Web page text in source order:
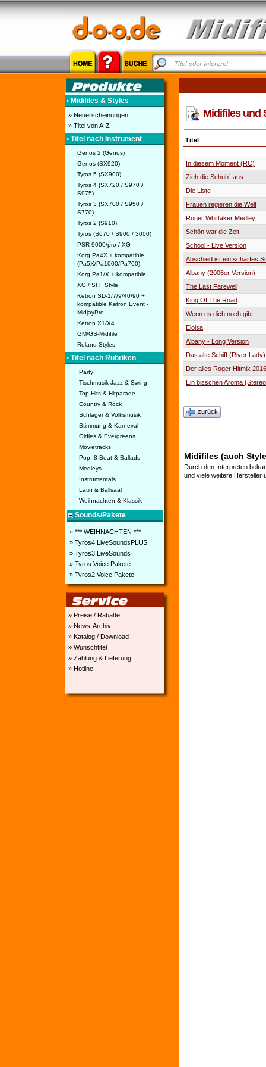
• Midifiles & Styles
» Neuerscheinungen
» Titel von A-Z
• Titel nach Instrument
Genos 2 (Genos)
Genos (SX920)
Tyros 5 (SX900)
Tyros 4 (SX720 / S970 /
S975)
Tyros 3 (SX700 / S950 /
S770)
Tyros 2 (S910)
Tyros (S670 / S900 / 3000)
PSR 9000/pro / XG
Korg Pa4X + kompatible
(Pa5X/Pa1000/Pa700)
Korg Pa1/X + kompatible
XG / SFF Style
Ketron SD-1/7/9/40/90 +
kompatible Ketron Event -
MidjayPro
Ketron X1/X4
GM/GS-Midifile
Roland Styles
• Titel nach Rubriken
Party
Tischmusik Jazz & Swing
Top Hits & Hitparade
Country & Rock
Schlager & Volksmusik
Stimmung & Karneval
Oldies & Evergreens
Movietracks
Pop, 8-Beat & Ballads
Medleys
Instrumentals
Latin & Ballsaal
Weihnachten & Klassik
Sounds/Pakete
» *** WEIHNACHTEN ***
» Tyros4 LiveSoundsPLUS
» Tyros3 LiveSounds
» Tyros Voice Pakete
» Tyros2 Voice Pakete
» Preise / Rabatte
» News-Archiv
» Katalog / Download
» Wunschtitel
» Zahlung & Lieferung
» Hotline
Midifiles und
Titel
In diesem Moment (RC)
Zieh die Schuh´ aus
Die Liste
Frauen regieren die Welt
Roger Whittaker Medley
Schön war die Zeit
School - Live Version
Abschied ist ein scharfes
Albany (2006er Version)
The Last Farewell
King Of The Road
Wenn es dich noch gibt
Eloisa
Albany - Long Version
Das alte Schiff (River Lady)
Der alles Roger Hitmix 2016
Ein bisschen Aroma
zurück
Midifiles (auch
Durch den Interpreten
und viele weitere Hersteller